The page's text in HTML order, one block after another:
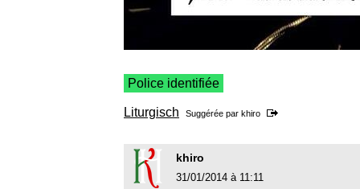
Police identifiée
Liturgisch Suggérée par khiro
khiro
31/01/2014 à 11:11